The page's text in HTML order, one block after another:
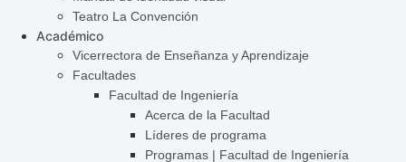
Teatro La Convención
Académico
Vicerrectora de Enseñanza y Aprendizaje
Facultades
Facultad de Ingeniería
Acerca de la Facultad
Líderes de programa
Programas | Facultad de Ingeniería